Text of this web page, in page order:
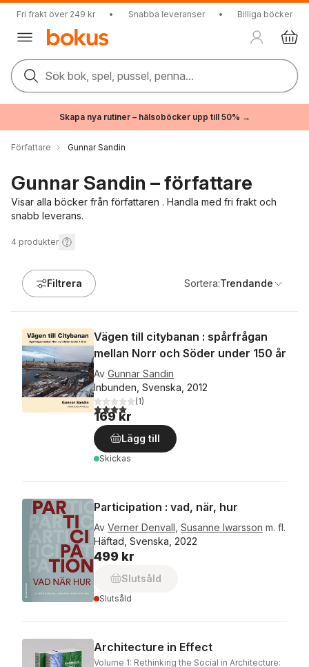
Fri frakt över 249 kr • Snabba leveranser • Billiga böcker
Sök bok, spel, pussel, penna...
Skapa nya rutiner – hälsoböcker upp till 50% →
Författare Gunnar Sandin
Gunnar Sandin – författare
Visar alla böcker från författaren . Handla med fri frakt och
snabb leverans.
4 produkter
Filtrera Sortera:Trendande
Vägen till citybanan : spårfrågan
mellan Norr och Söder under 150 år
Av Gunnar Sandin
Inbunden, Svenska, 2012
4,0utav 5 stjärnor. Totalt antal röster:
(1)
169 kr
Lägg till
Skickas
Participation : vad, när, hur
Av Verner Denvall Susanne Iwarsson m. fl.
Häftad, Svenska, 2022
499 kr
Slutsåld
Slutsåld
Architecture in Effect
Volume 1: Rethinking the Social in Architecture: